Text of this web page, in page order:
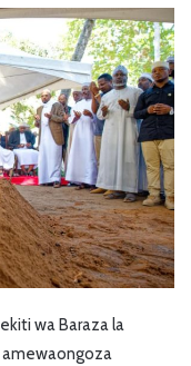
wa Baraza la
amewaongoza